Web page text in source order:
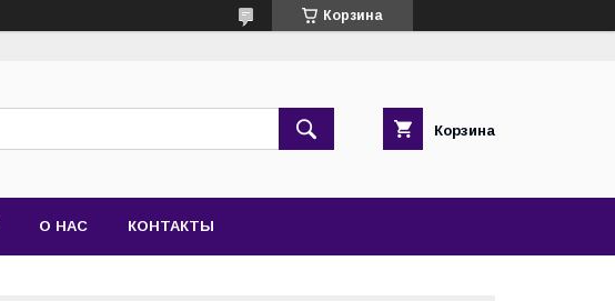
Корзина
Корзина
О НАС КОНТАКТЫ